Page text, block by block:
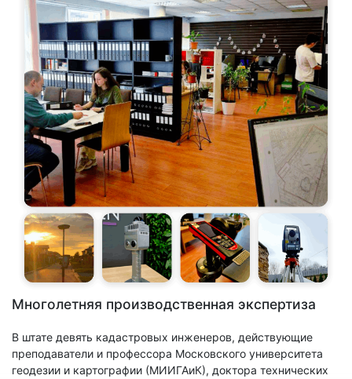
Многолетняя производственная экспертиза
В штате девять кадастровых инженеров, действующие
преподаватели и профессора Московского университета
геодезии и картографии (МИИГАиК), доктора технических